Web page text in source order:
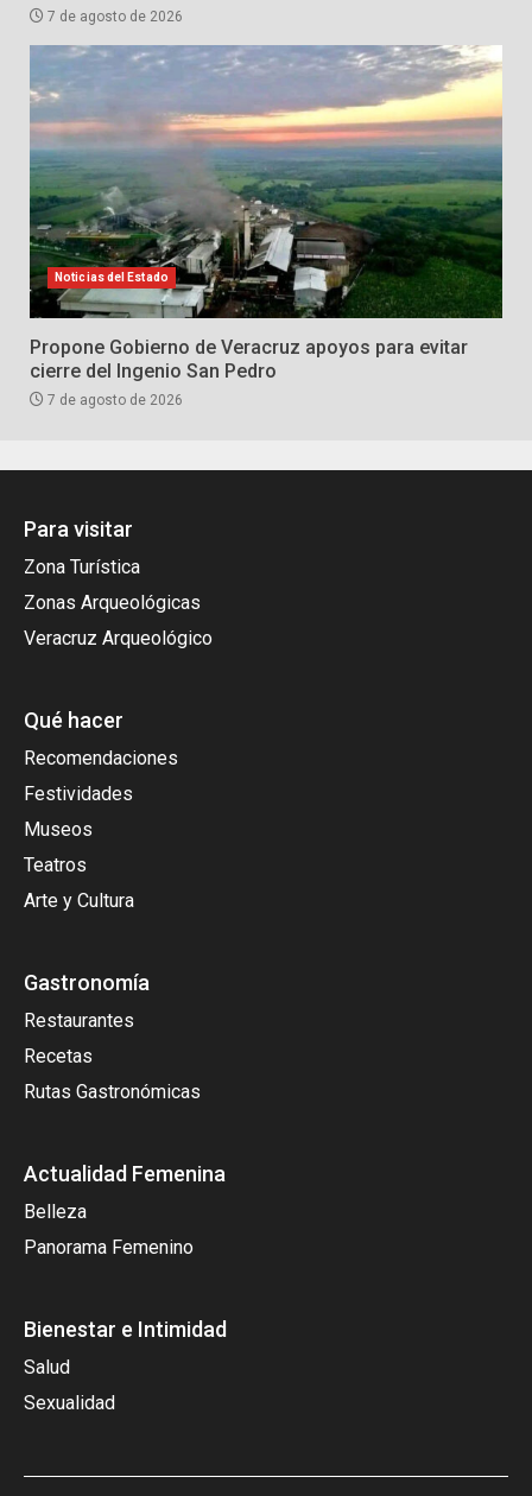
7 de agosto de 2026
Noticias del Estado
Propone Gobierno de Veracruz apoyos para evitar
cierre del Ingenio San Pedro
7 de agosto de 2026
Para visitar
Zona Turística
Zonas Arqueológicas
Veracruz Arqueológico
Qué hacer
Recomendaciones
Festividades
Museos
Teatros
Arte y Cultura
Gastronomía
Restaurantes
Recetas
Rutas Gastronómicas
Actualidad Femenina
Belleza
Panorama Femenino
Bienestar e Intimidad
Salud
Sexualidad